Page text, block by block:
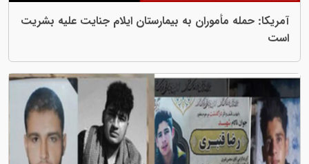
مأموران به بیمارستان ایلام جنایت علیه بشریت